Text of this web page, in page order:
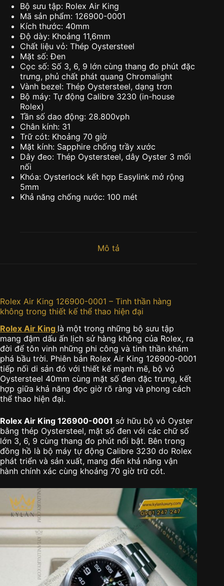
Bộ sưu tập: Rolex Air King
Mã sản phẩm: 126900-0001
Kích thước: 40mm
Độ dày: Khoảng 11,6mm
Chất liệu vỏ: Thép Oystersteel
Mặt số: Đen
Cọc số: Số 3, 6, 9 lớn cùng thang đo phút đặc
trưng, phủ chất phát quang Chromalight
Vành bezel: Thép Oystersteel, dạng trơn
Bộ máy: Tự động Calibre 3230 (in-house
Rolex)
Tần số dao động: 28.800vph
Chân kính: 31
Trữ cót: Khoảng 70 giờ
Mặt kính: Sapphire chống trầy xước
Dây đeo: Thép Oystersteel, dây Oyster 3 mối
nối
Khóa: Oysterlock kết hợp Easylink mở rộng
5mm
Khả năng chống nước: 100 mét
Mô tả
Rolex Air King 126900-0001 – Tinh thần hàng
không trong thiết kế thể thao hiện đại
Rolex Air King là một trong những bộ sưu tập
mang đậm dấu ấn lịch sử hàng không của Rolex, ra
đời để tôn vinh những phi công và tinh thần khám
phá bầu trời. Phiên bản Rolex Air King 126900-0001
tiếp nối di sản đó với thiết kế mạnh mẽ, bộ vỏ
Oystersteel 40mm cùng mặt số đen đặc trưng, kết
hợp giữa khả năng đọc giờ rõ ràng và phong cách
thể thao hiện đại.
Rolex Air King 126900-0001 sở hữu bộ vỏ Oyster
bằng thép Oystersteel, mặt số đen với các chữ số
lớn 3, 6, 9 cùng thang đo phút nổi bật. Bên trong
đồng hồ là bộ máy tự động Calibre 3230 do Rolex
phát triển và sản xuất, mang đến khả năng vận
hành chính xác cùng khoảng 70 giờ trữ cót.